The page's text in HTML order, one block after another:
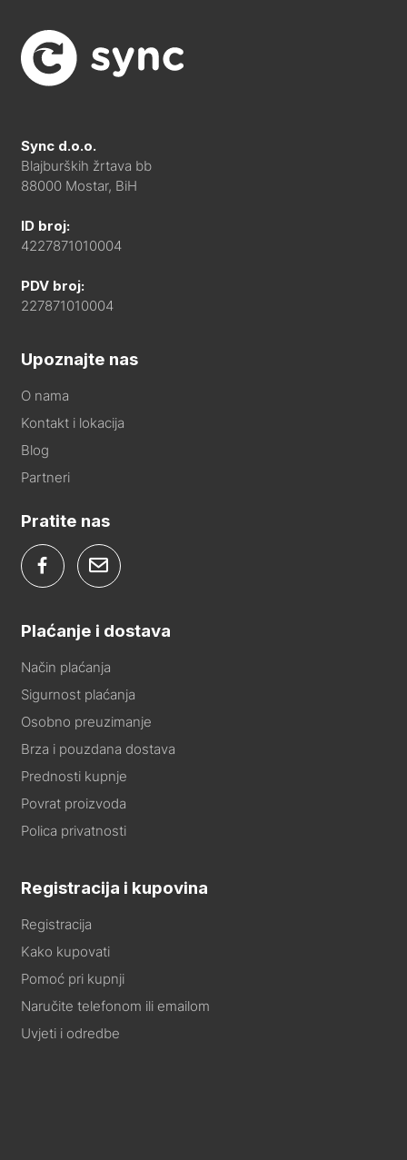
Sync d.o.o.
Blajburških žrtava bb
88000 Mostar, BiH
ID broj:
4227871010004
PDV broj:
227871010004
Upoznajte nas
O nama
Kontakt i lokacija
Blog
Partneri
Pratite nas
Plaćanje i dostava
Način plaćanja
Sigurnost plaćanja
Osobno preuzimanje
Brza i pouzdana dostava
Prednosti kupnje
Povrat proizvoda
Polica privatnosti
Registracija i kupovina
Registracija
Kako kupovati
Pomoć pri kupnji
Naručite telefonom ili emailom
Uvjeti i odredbe